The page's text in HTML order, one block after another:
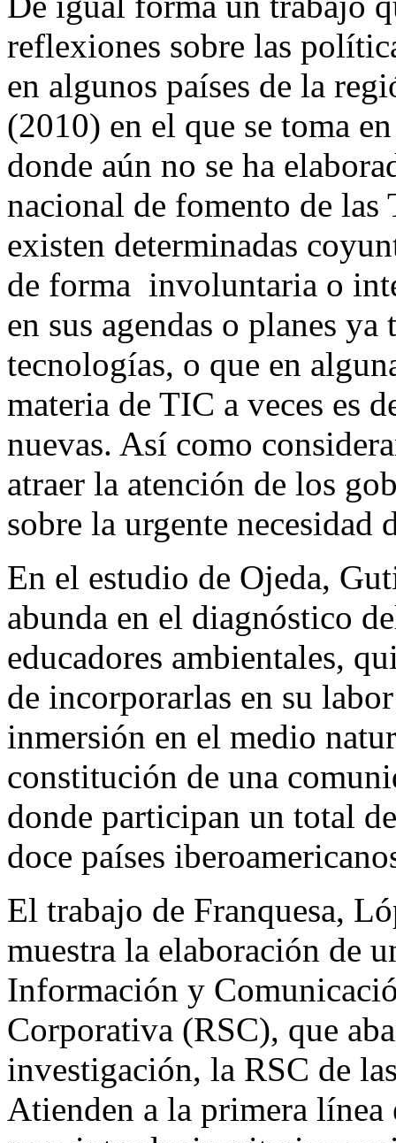
reflexiones sobre las
en algunos países de la
(2010) en el que se toma
donde aún no se ha
nacional de fomento de las
existen determinadas
de forma involuntaria o
en sus agendas o planes ya
tecnologías, o que en
materia de TIC a veces es
nuevas. Así como
atraer la atención de los
sobre la urgente necesidad
En el estudio de Ojeda,
abunda en el diagnóstico
educadores ambientales,
de incorporarlas en su
inmersión en el medio
constitución de una
donde participan un total
doce países
El trabajo de Franquesa,
muestra la elaboración de
Información y
Corporativa (RSC), que
investigación, la RSC de
Atienden a la primera